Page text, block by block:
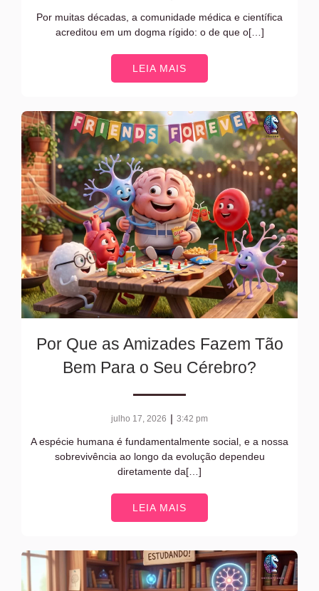
Por muitas décadas, a comunidade médica e científica
acreditou em um dogma rígido: o de que o[…]
LEIA MAIS
Por Que as Amizades Fazem Tão
Bem Para o Seu Cérebro?
julho 17, 2026 | 3:42 pm
A espécie humana é fundamentalmente social, e a nossa
sobrevivência ao longo da evolução dependeu
diretamente da[…]
LEIA MAIS